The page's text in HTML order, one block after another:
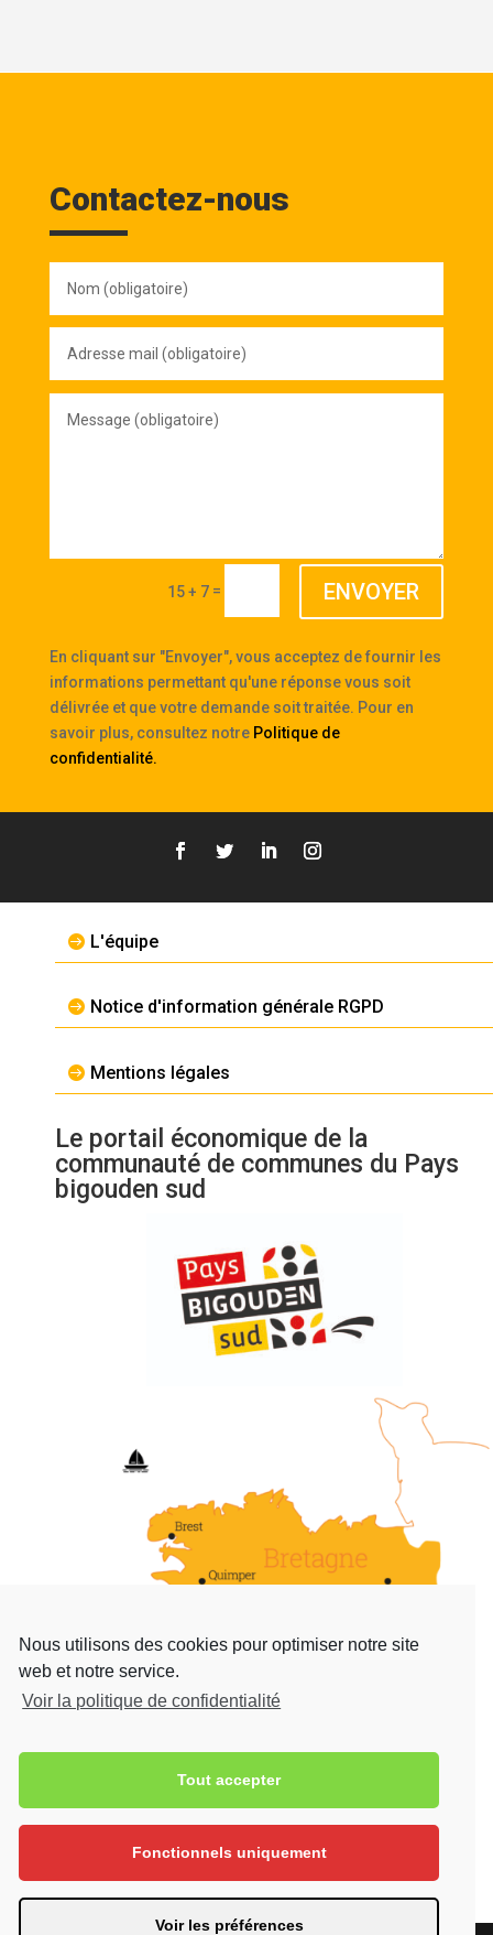
Contactez-nous
(obligatoire)
mail
(obligatoire)
15 + 7 = ENVOYER
En cliquant sur "Envoyer", vous acceptez de fournir les
informations permettant qu'une réponse vous soit
délivrée et que votre demande soit traitée. Pour en
savoir plus, consultez notre Politique de
confidentialité.
L'équipe
Notice d'information générale RGPD
Mentions légales
Le portail économique de la
communauté de communes du Pays
bigouden sud

17 Rue Raymonde-Folgoas-Guillou 29120
Pont-l'Abbé
 02 98 87 14 42
Nous utilisons des cookies pour optimiser notre site
web et notre service.
Voir la politique de confidentialité
Tout accepter
Fonctionnels uniquement
Voir les préférences